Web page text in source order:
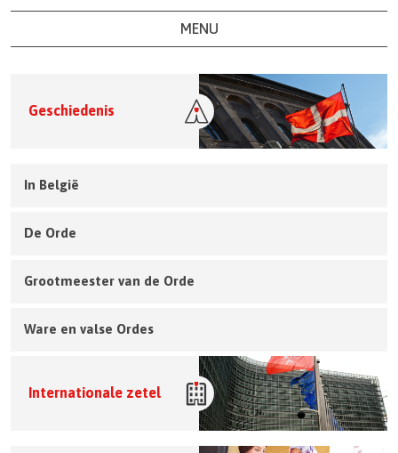
MENU
Geschiedenis
In België
De Orde
Grootmeester van de Orde
Ware en valse Ordes
Internationale zetel